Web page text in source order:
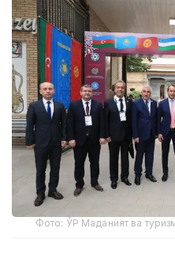
Фото: ЎР Маданият ва